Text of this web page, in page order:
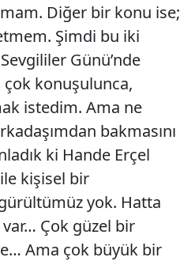
Diğer bir konu ise;
Şimdi bu iki
Günü’nde
çok konuşulunca,
istedim. Ama ne
bakmasını
ki Hande Erçel
kişisel bir
yok. Hatta
Çok güzel bir
Ama çok büyük bir